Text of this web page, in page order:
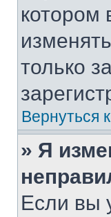
котором
только
Вернуться
» Я
Если вы